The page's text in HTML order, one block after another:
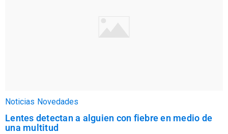
Noticias Novedades
Lentes detectan a alguien con fiebre en medio de
una multitud